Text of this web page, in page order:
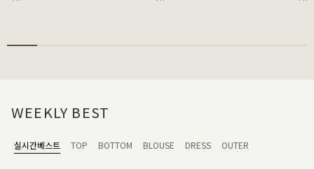
WEEKLY BEST
실시간베스트 TOP BOTTOM BLOUSE DRESS OUTER